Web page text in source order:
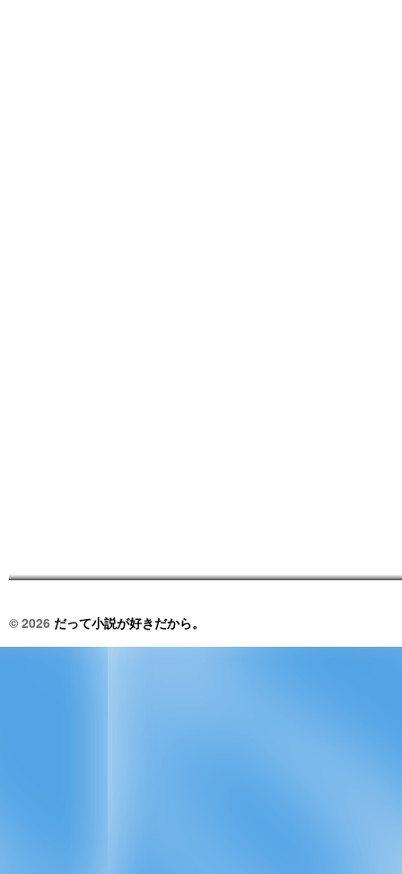
© 2026 だって小説が好きだから。